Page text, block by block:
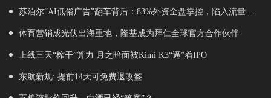
入境消费反向种草
苏泊尔“AI低俗广告”翻车背后：83%外资全盘掌控，陷入流量内
卷、质量频发的负循环
体育营销成光伏出海重地，隆基成为拜仁全球官方合作伙伴
上线三天“榨干”算力 月之暗面被Kimi K3“逼”着IPO
东航新规: 提前14天可免费退改签